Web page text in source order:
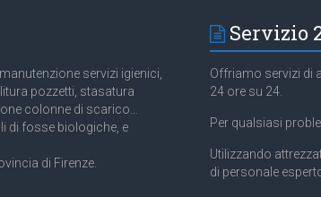
servizi igienici,
pozzetti, stasatura
colonne di scarico…
di fosse biologiche, e
di Firenze.
Servizio
Offriamo servizi di
24 ore su 24.
Per qualsiasi
Utilizzando
di personale